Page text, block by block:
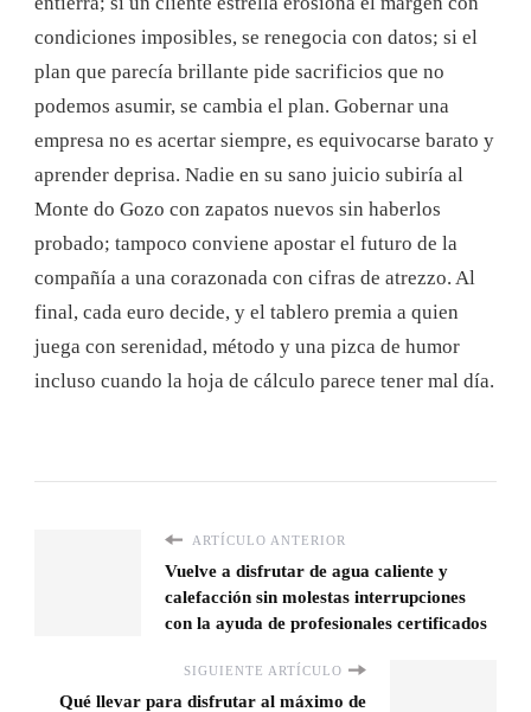
condiciones imposibles, se renegocia con datos; si el
plan que parecía brillante pide sacrificios que no
podemos asumir, se cambia el plan. Gobernar una
empresa no es acertar siempre, es equivocarse barato y
aprender deprisa. Nadie en su sano juicio subiría al
Monte do Gozo con zapatos nuevos sin haberlos
probado; tampoco conviene apostar el futuro de la
compañía a una corazonada con cifras de atrezzo. Al
final, cada euro decide, y el tablero premia a quien
juega con serenidad, método y una pizca de humor
incluso cuando la hoja de cálculo parece tener mal día.
ARTÍCULO ANTERIOR
Vuelve a disfrutar de agua caliente y
calefacción sin molestas interrupciones
con la ayuda de profesionales certificados
SIGUIENTE ARTÍCULO
Qué llevar para disfrutar al máximo de